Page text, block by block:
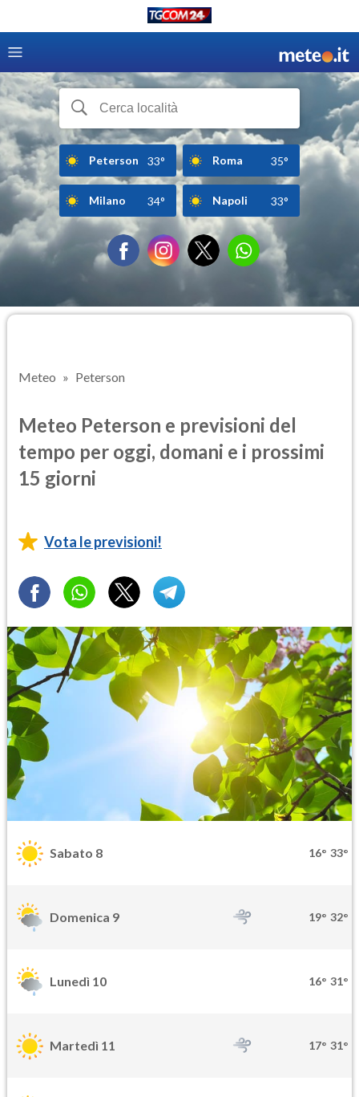
Peterson 33° Roma 35°
Milano 34° Napoli 33°
Meteo Peterson
Meteo Peterson e previsioni del
tempo per oggi, domani e i prossimi
15 giorni
Vota le previsioni!
Sabato 8 16° 33°
Domenica 9 19° 32°
Lunedì 10 16° 31°
Martedì 11 17° 31°